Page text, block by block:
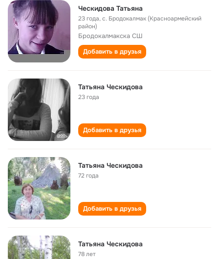
Ческидова Татьяна
23 года,с. Бродокалмак (Красноармейский
район)
Бродокалмакска СШ
Добавить в друзья
Татьяна Ческидова
23 года
Добавить в друзья
Татьяна Ческидова
72 года
Добавить в друзья
Татьяна Ческидова
78 лет